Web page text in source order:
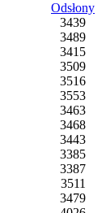
Odsłony
3439
3489
3415
3509
3516
3553
3463
3468
3443
3385
3387
3511
3479